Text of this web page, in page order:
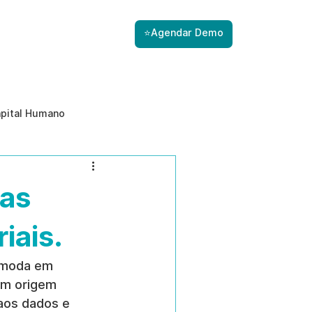
⭐Agendar Demo
Humano
Gestão de Riscos com IA
Prevenção de ameaças internas
em
origem
dados e